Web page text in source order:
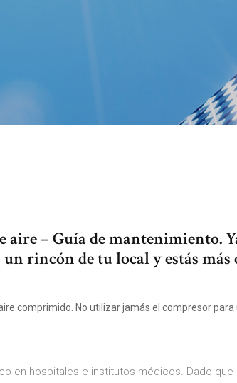
aire – Guía de mantenimiento.
un rincón de tu local y estás
comprimido. No utilizar jamás el compresor
en hospitales e institutos médicos. Dado